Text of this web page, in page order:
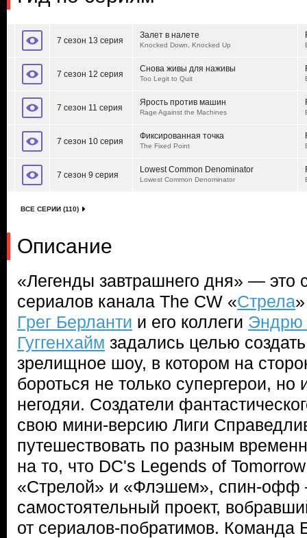
7 сезон 13 серия
Залет в налете
Knocked Down, Knocked Up
7 сезон 12 серия
Снова живы для наживы
Too Legit to Quit
7 сезон 11 серия
Ярость против машин
Rage Against the Machines
7 сезон 10 серия
Фиксированная точка
The Fixed Point
7 сезон 9 серия
Lowest Common Denominator
Lowest Common Denominator
ВСЕ СЕРИИ (110)
Описание
«Легенды завтрашнего дня» —
сериалов канала The CW «Стрела
Грег Берланти и его коллеги Эндрю
Гуггенхайм задались целью
зрелищное шоу, в котором на
бороться не только супергерои, но
негодяи. Создатели
свою мини-версию Лиги
путешествовать по разным
на то, что DC's Legends of
«Стрелой» и «Флэшем», спин-офф
самостоятельный проект,
от сериалов-побратимов. Команда